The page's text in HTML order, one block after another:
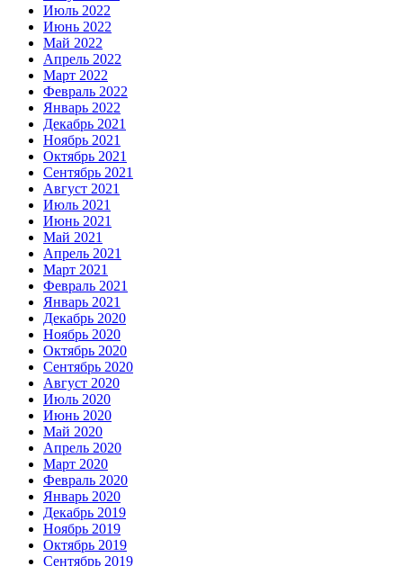
Июль 2022
Июнь 2022
Май 2022
Апрель 2022
Март 2022
Февраль 2022
Январь 2022
Декабрь 2021
Ноябрь 2021
Октябрь 2021
Сентябрь 2021
Август 2021
Июль 2021
Июнь 2021
Май 2021
Апрель 2021
Март 2021
Февраль 2021
Январь 2021
Декабрь 2020
Ноябрь 2020
Октябрь 2020
Сентябрь 2020
Август 2020
Июль 2020
Июнь 2020
Май 2020
Апрель 2020
Март 2020
Февраль 2020
Январь 2020
Декабрь 2019
Ноябрь 2019
Октябрь 2019
Сентябрь 2019